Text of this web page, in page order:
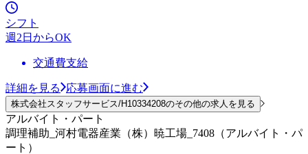
シフト
週2日からOK
交通費支給
詳細を見る 応募画面に進む
株式会社スタッフサービス/H10334208のその他の求人を見る
アルバイト・パート
調理補助_河村電器産業（株）暁工場_7408（アルバイト・パ
ート）